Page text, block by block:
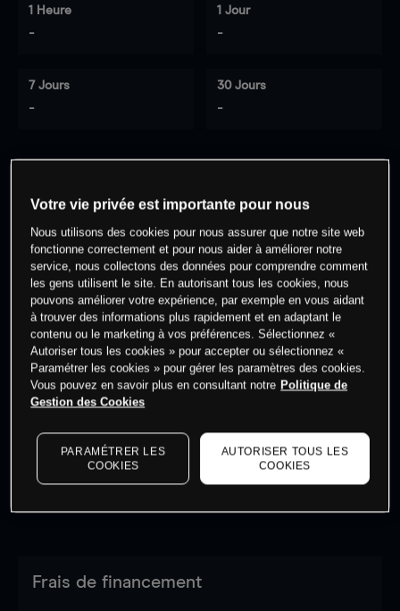
1 Heure
-
1 Jour
-
7 Jours
-
30 Jours
-
cet actif
Commencez à trader
Les prix sont indicatifs.Connectez-vous pour voir les
dernières données du marché.
Frais de financement
Votre vie privée est importante pour nous
Nous utilisons des cookies pour nous assurer que notre site web
fonctionne correctement et pour nous aider à améliorer notre
service, nous collectons des données pour comprendre comment
les gens utilisent le site. En autorisant tous les cookies, nous
pouvons améliorer votre expérience, par exemple en vous aidant
à trouver des informations plus rapidement et en adaptant le
contenu ou le marketing à vos préférences. Sélectionnez «
Autoriser tous les cookies » pour accepter ou sélectionnez «
Paramétrer les cookies » pour gérer les paramètres des cookies.
Vous pouvez en savoir plus en consultant notre Politique de
Gestion des Cookies
PARAMÉTRER LES
COOKIES
AUTORISER TOUS LES
COOKIES